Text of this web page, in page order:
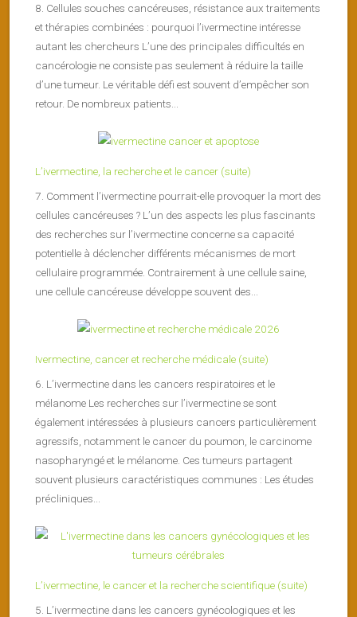
8. Cellules souches cancéreuses, résistance aux traitements
et thérapies combinées : pourquoi l’ivermectine intéresse
autant les chercheurs L’une des principales difficultés en
cancérologie ne consiste pas seulement à réduire la taille
d’une tumeur. Le véritable défi est souvent d’empêcher son
retour. De nombreux patients...
L’ivermectine, la recherche et le cancer (suite)
7. Comment l’ivermectine pourrait-elle provoquer la mort des
cellules cancéreuses ? L’un des aspects les plus fascinants
des recherches sur l’ivermectine concerne sa capacité
potentielle à déclencher différents mécanismes de mort
cellulaire programmée. Contrairement à une cellule saine,
une cellule cancéreuse développe souvent des...
Ivermectine, cancer et recherche médicale (suite)
6. L’ivermectine dans les cancers respiratoires et le
mélanome Les recherches sur l’ivermectine se sont
également intéressées à plusieurs cancers particulièrement
agressifs, notamment le cancer du poumon, le carcinome
nasopharyngé et le mélanome. Ces tumeurs partagent
souvent plusieurs caractéristiques communes : Les études
précliniques...
L’ivermectine, le cancer et la recherche scientifique (suite)
5. L’ivermectine dans les cancers gynécologiques et les